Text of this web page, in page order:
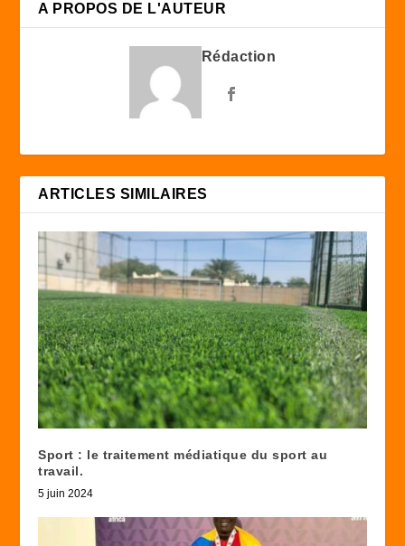
A PROPOS DE L'AUTEUR
Rédaction
ARTICLES SIMILAIRES
Sport : le traitement médiatique du sport au
travail.
5 juin 2024